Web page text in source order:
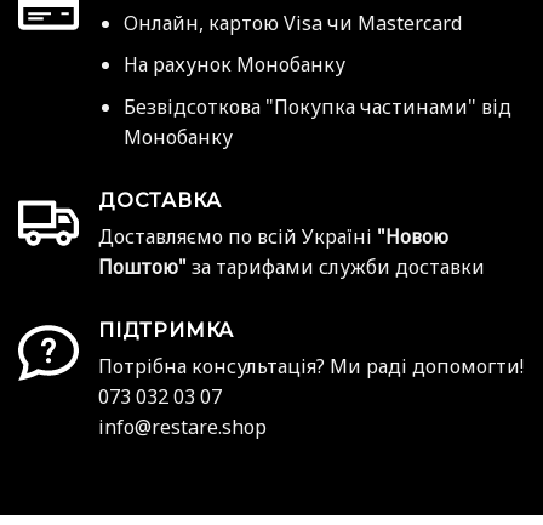
Онлайн, картою Visa чи Mastercard
На рахунок Монобанку
Безвідсоткова "Покупка частинами" від
Монобанку
ДОСТАВКА
Доставляємо по всій Україні "Новою
Поштою" за тарифами служби доставки
ПІДТРИМКА
Потрібна консультація? Ми раді допомогти!
073 032 03 07
info@restare.shop